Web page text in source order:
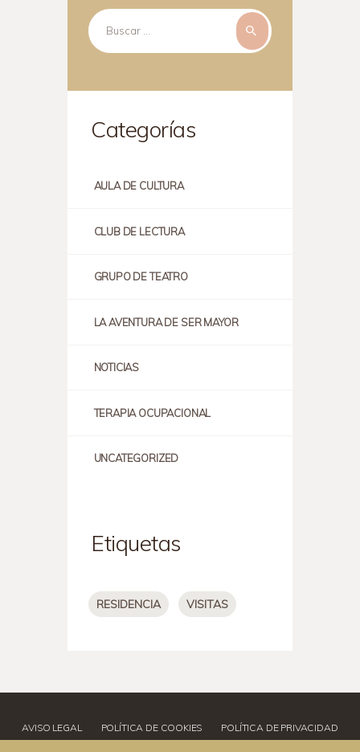
Buscar:
Categorías
AULA DE CULTURA
CLUB DE LECTURA
GRUPO DE TEATRO
LA AVENTURA DE SER MAYOR
NOTICIAS
TERAPIA OCUPACIONAL
UNCATEGORIZED
Etiquetas
RESIDENCIA VISITAS
AVISO LEGAL POLÍTICA DE COOKIES POLÍTICA DE PRIVACIDAD